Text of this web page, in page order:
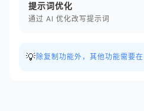
提示词优化
通过 AI 优化改写提示词
💡 除复制功能外，其他功能需要